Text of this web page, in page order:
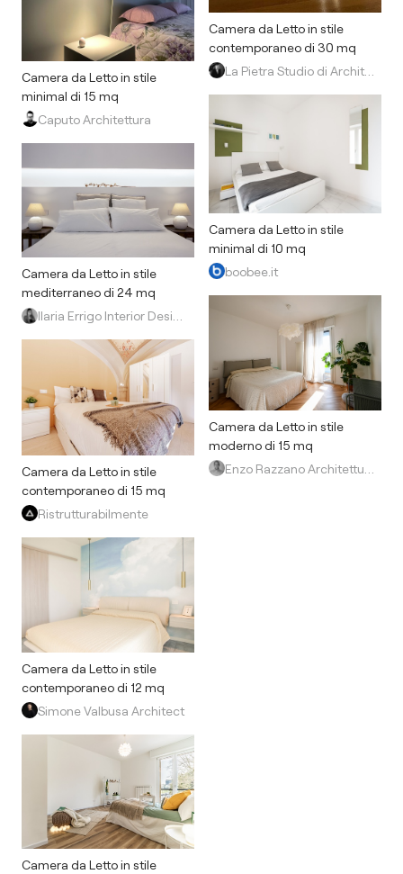
Camera da Letto in stile
minimal di 15 mq
Caputo Architettura
Camera da Letto in stile
mediterraneo di 24 mq
Ilaria Errigo Interior Design
Camera da Letto in stile
contemporaneo di 15 mq
Ristrutturabilmente
Camera da Letto in stile
contemporaneo di 12 mq
Simone Valbusa Architect
Camera da Letto in stile
Camera da Letto in stile
contemporaneo di 30 mq
Camera da Letto in stile
minimal di 10 mq
boobee.it
Camera da Letto in stile
moderno di 15 mq